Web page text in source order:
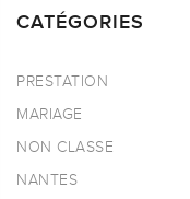
CATÉGORIES
PRESTATION
MARIAGE
NON CLASSE
NANTES